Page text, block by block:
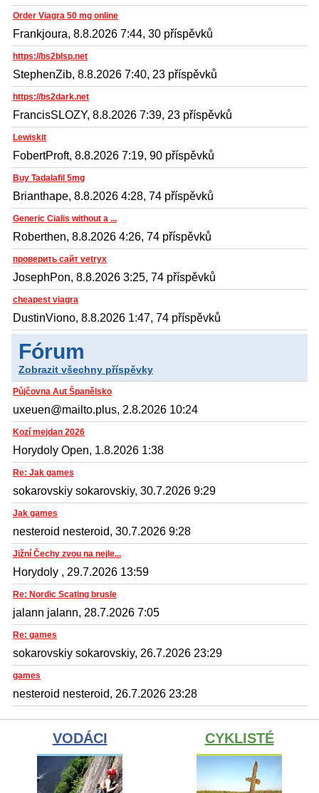
Order Viagra 50 mg online
Frankjoura, 8.8.2026 7:44, 30 příspěvků
https://bs2blsp.net
StephenZib, 8.8.2026 7:40, 23 příspěvků
https://bs2dark.net
FrancisSLOZY, 8.8.2026 7:39, 23 příspěvků
Lewiskit
FobertProft, 8.8.2026 7:19, 90 příspěvků
Buy Tadalafil 5mg
Brianthape, 8.8.2026 4:28, 74 příspěvků
Generic Cialis without a ...
Roberthen, 8.8.2026 4:26, 74 příspěvků
проверить сайт vetryx
JosephPon, 8.8.2026 3:25, 74 příspěvků
cheapest viagra
DustinViono, 8.8.2026 1:47, 74 příspěvků
Fórum
Zobrazit všechny příspěvky
Půjčovna Aut Španělsko
uxeuen@mailto.plus, 2.8.2026 10:24
Kozí mejdan 2026
Horydoly Open, 1.8.2026 1:38
Re: Jak games
sokarovskiy sokarovskiy, 30.7.2026 9:29
Jak games
nesteroid nesteroid, 30.7.2026 9:28
Jižní Čechy zvou na nejle...
Horydoly , 29.7.2026 13:59
Re: Nordic Scating brusle
jalann jalann, 28.7.2026 7:05
Re: games
sokarovskiy sokarovskiy, 26.7.2026 23:29
games
nesteroid nesteroid, 26.7.2026 23:28
VODÁCI CYKLISTÉ